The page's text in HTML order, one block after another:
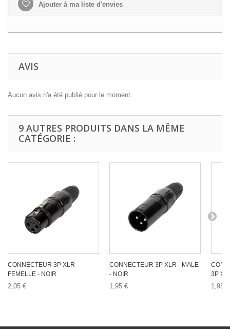
Ajouter à ma liste d'envies
AVIS
Aucun avis n'a été publié pour le moment.
9 AUTRES PRODUITS DANS LA MÊME
CATÉGORIE :
CONNECTEUR 3P XLR
FEMELLE - NOIR
2,05 €
CONNECTEUR 3P XLR - MALE
- NOIR
1,95 €
3P
1,95 €